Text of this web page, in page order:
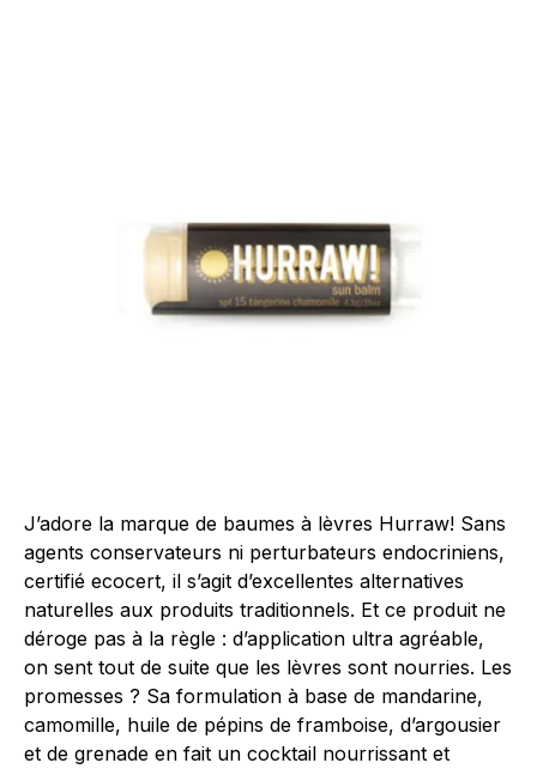
J’adore la marque de baumes à lèvres Hurraw! Sans
agents conservateurs ni perturbateurs endocriniens,
certifié ecocert, il s’agit d’excellentes alternatives
naturelles aux produits traditionnels. Et ce produit ne
déroge pas à la règle : d’application ultra agréable,
on sent tout de suite que les lèvres sont nourries. Les
promesses ? Sa formulation à base de mandarine,
camomille, huile de pépins de framboise, d’argousier
et de grenade en fait un cocktail nourrissant et